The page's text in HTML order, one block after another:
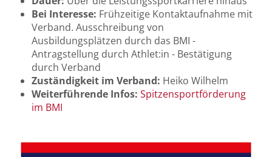
Bei Interesse: Frühzeitige Kontaktaufnahme mit
Verband. Ausschreibung von
Ausbildungsplätzen durch das BMI -
Antragstellung durch Athlet:in - Bestätigung
durch Verband
Zuständigkeit im Verband: Heiko Wilhelm
Weiterführende Infos: Spitzensportförderung
im BMI